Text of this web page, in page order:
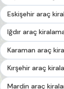
Eskişehir araç
Iğdır araç
Karaman araç
Kırşehir araç
Mardin araç